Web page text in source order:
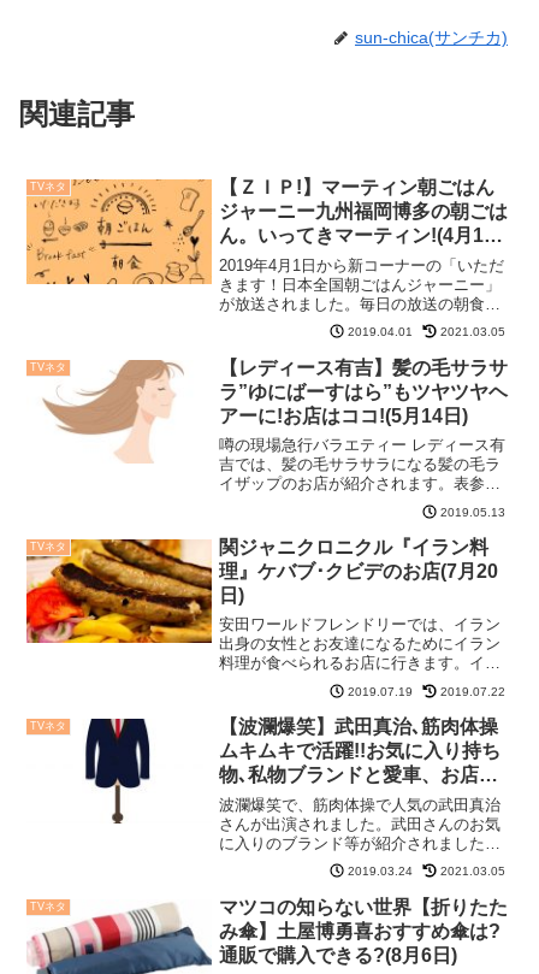
sun-chica(サンチカ)
関連記事
TVネタ
【ＺＩＰ!】マーティン朝ごはん
ジャーニー九州福岡博多の朝ごは
ん。いってきマーティン!(4月1日
～4月5日)
2019年4月1日から新コーナーの「いただ
きます！日本全国朝ごはんジャーニー」
が放送されました。毎日の放送の朝食を
紹介していきたいと思います!【ＺＩＰ!】
朝ごはんジャーニー九州福岡博多の朝ご
はん ルールルールがありました!! SNS
の情報の...
2019.04.01 2021.03.05
TVネタ
【レディース有吉】髪の毛サラサ
ラ”ゆにばーすはら”もツヤツヤヘ
アーに!お店はココ!(5月14日)
噂の現場急行バラエティー レディース有
吉では、髪の毛サラサラになる髪の毛ラ
イザップのお店が紹介されます。表参道
のお店、どこのお店か調べてみました。
【レディース有吉】髪の毛サラサラツヤ
ツヤヘアーのお店はココ!場所は表参道。
どんなにボロボロでも...
2019.05.13
TVネタ
関ジャニクロニクル『イラン料
理』ケバブ･クビデのお店(7月20
日)
安田ワールドフレンドリーでは、イラン
出身の女性とお友達になるためにイラン
料理が食べられるお店に行きます。イラ
ン料理って何でしょうね。関ジャニクロ
ニクル『イラン料理』のお店JR高円寺駅
北口から徒歩2分のペルシャ料理レストラ
ンの、Bolbol（...
2019.07.19 2019.07.22
TVネタ
【波瀾爆笑】武田真治､筋肉体操
ムキムキで活躍!!お気に入り持ち
物､私物ブランドと愛車、お店は
ココ!(3月24日)
波瀾爆笑で、筋肉体操で人気の武田真治
さんが出演されました。武田さんのお気
に入りのブランド等が紹介されましたの
で、ご参考下さいね。【波瀾爆笑】武田
真治の持ち物、私物品お気に入りブラン
ドは武田さんはベンチプレスを上げるの
が20年!かなりストイッ...
2019.03.24 2021.03.05
TVネタ
マツコの知らない世界【折りたた
み傘】土屋博勇喜おすすめ傘は?
通販で購入できる?(8月6日)